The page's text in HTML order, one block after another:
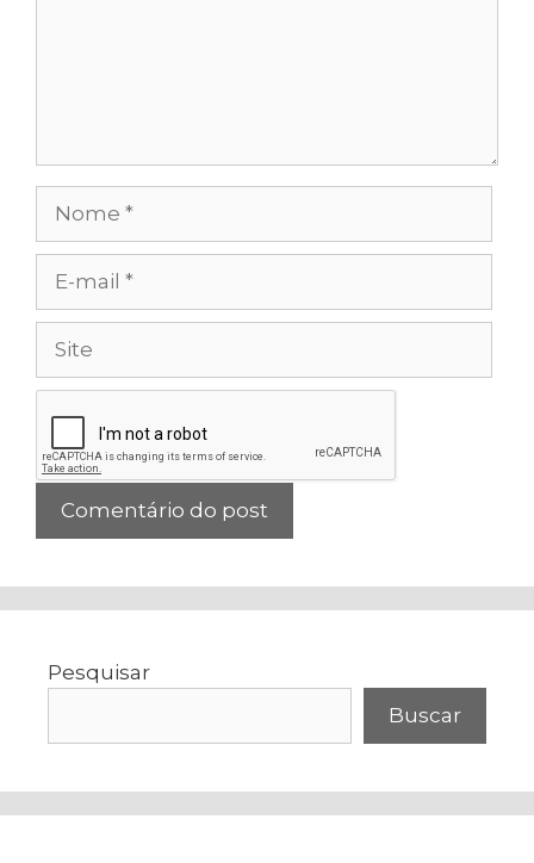
Site
Pesquisar
Buscar